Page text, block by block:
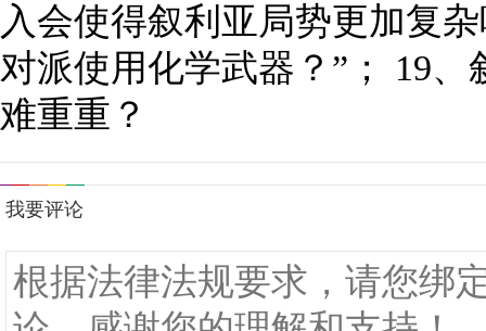
入会使得叙利亚局势更加复
对派使用化学武器？”； 19
难重重？